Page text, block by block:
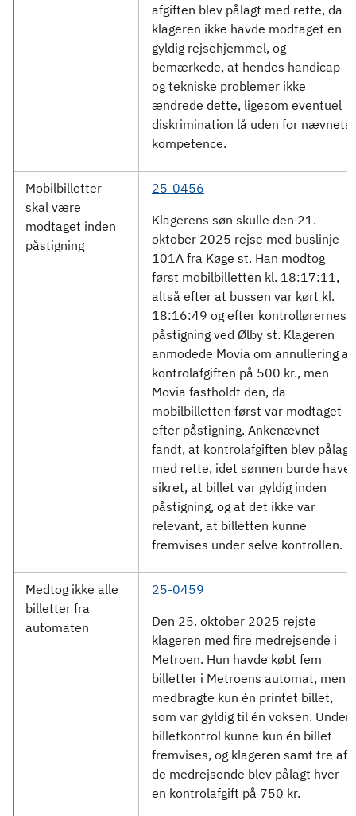
afgiften blev pålagt med rette, da
klageren ikke havde modtaget en
gyldig rejsehjemmel, og
bemærkede, at hendes handicap
og tekniske problemer ikke
ændrede dette, ligesom eventuel
diskrimination lå uden for nævnets
kompetence.
Mobilbilletter
skal være
modtaget inden
påstigning
25-0456
Klagerens søn skulle den 21.
oktober 2025 rejse med buslinje
101A fra Køge st. Han modtog
først mobilbilletten kl. 18:17:11,
altså efter at bussen var kørt kl.
18:16:49 og efter kontrollørernes
påstigning ved Ølby st. Klageren
anmodede Movia om annullering af
kontrolafgiften på 500 kr., men
Movia fastholdt den, da
mobilbilletten først var modtaget
efter påstigning. Ankenævnet
fandt, at kontrolafgiften blev pålagt
med rette, idet sønnen burde have
sikret, at billet var gyldig inden
påstigning, og at det ikke var
relevant, at billetten kunne
fremvises under selve kontrollen.
Medtog ikke alle
billetter fra
automaten
25-0459
Den 25. oktober 2025 rejste
klageren med fire medrejsende i
Metroen. Hun havde købt fem
billetter i Metroens automat, men
medbragte kun én printet billet,
som var gyldig til én voksen. Under
billetkontrol kunne kun én billet
fremvises, og klageren samt tre af
de medrejsende blev pålagt hver
en kontrolafgift på 750 kr.